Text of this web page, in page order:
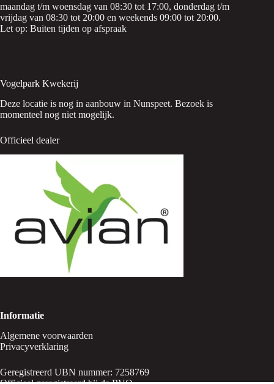
maandag t/m woensdag van 08:30 tot 17:00, donderdag t/m
vrijdag van 08:30 tot 20:00 en weekends 09:00 tot 20:00.
Let op: Buiten tijden op afspraak
Vogelpark Kwekerij
Deze locatie is nog in aanbouw in Nunspeet. Bezoek is
momenteel nog niet mogelijk.
Officieel dealer
Informatie
Algemene voorwaarden
Privacyverklaring
Geregistreerd UBN nummer: 7258769